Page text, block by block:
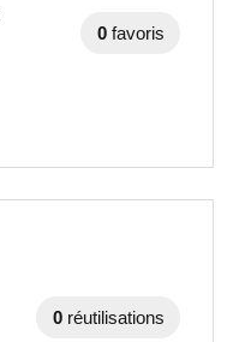
0 favoris
0 réutilisations